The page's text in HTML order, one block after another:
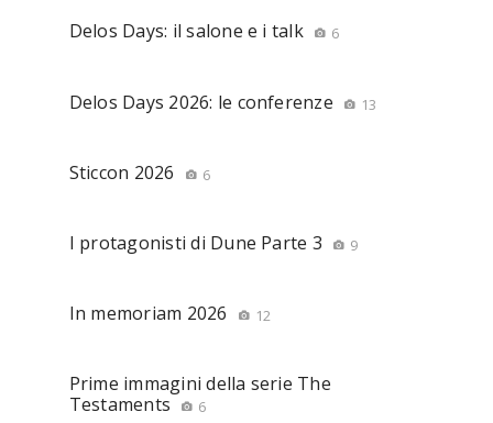
Delos Days: il salone e i talk 6
Delos Days 2026: le conferenze 13
Sticcon 2026 6
I protagonisti di Dune Parte 3 9
In memoriam 2026 12
Prime immagini della serie The
Testaments
6